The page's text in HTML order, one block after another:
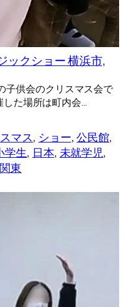
ックショー 横浜市,
子供会のクリスマス会で
た場所は町内会…
マス, ショー, 公民館
学生, 日本, 未就学児
関東